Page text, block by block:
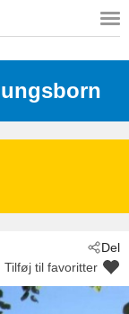
Del
Tilføj til favoritter